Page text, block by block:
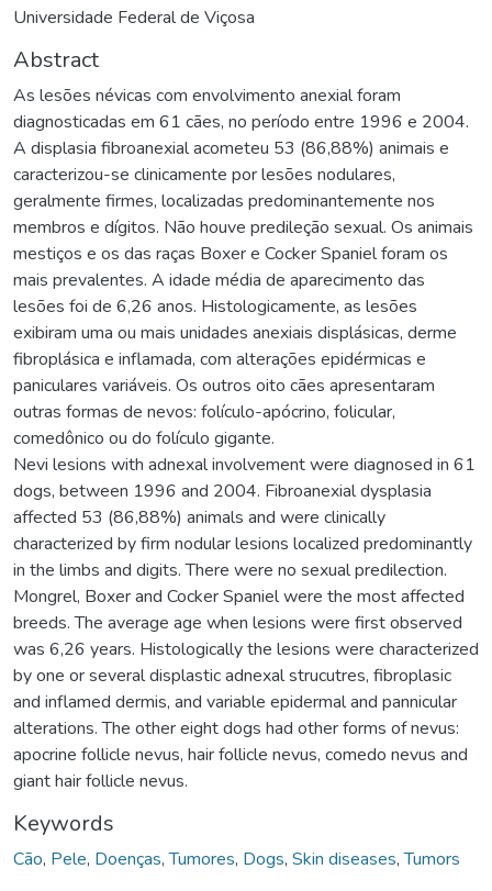
Universidade Federal de Viçosa
Abstract
As lesões névicas com envolvimento anexial foram
diagnosticadas em 61 cães, no período entre 1996 e 2004.
A displasia fibroanexial acometeu 53 (86,88%) animais e
caracterizou-se clinicamente por lesões nodulares,
geralmente firmes, localizadas predominantemente nos
membros e dígitos. Não houve predileção sexual. Os animais
mestiços e os das raças Boxer e Cocker Spaniel foram os
mais prevalentes. A idade média de aparecimento das
lesões foi de 6,26 anos. Histologicamente, as lesões
exibiram uma ou mais unidades anexiais displásicas, derme
fibroplásica e inflamada, com alterações epidérmicas e
paniculares variáveis. Os outros oito cães apresentaram
outras formas de nevos: folículo-apócrino, folicular,
comedônico ou do folículo gigante.
Nevi lesions with adnexal involvement were diagnosed in 61
dogs, between 1996 and 2004. Fibroanexial dysplasia
affected 53 (86,88%) animals and were clinically
characterized by firm nodular lesions localized predominantly
in the limbs and digits. There were no sexual predilection.
Mongrel, Boxer and Cocker Spaniel were the most affected
breeds. The average age when lesions were first observed
was 6,26 years. Histologically the lesions were characterized
by one or several displastic adnexal strucutres, fibroplasic
and inflamed dermis, and variable epidermal and pannicular
alterations. The other eight dogs had other forms of nevus:
apocrine follicle nevus, hair follicle nevus, comedo nevus and
giant hair follicle nevus.
Keywords
Cão, Pele, Doenças,Tumores, Dogs, Skin diseases,Tumors